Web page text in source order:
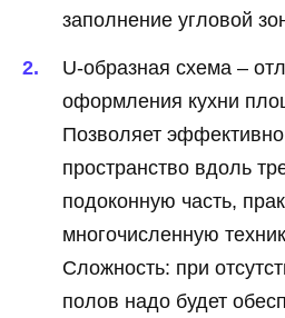
заполнение угловой
U-образная схема –
оформления кухни
Позволяет эффективно
пространство вдоль
подоконную часть,
многочисленную
Сложность: при
полов надо будет